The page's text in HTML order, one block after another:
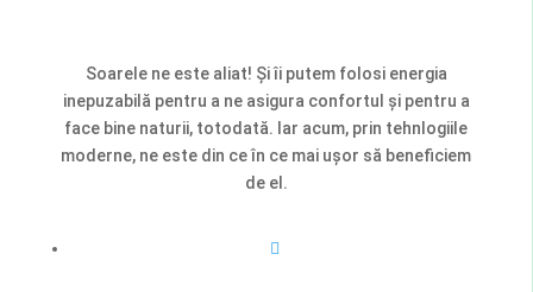
Soarele ne este aliat! Și îi putem folosi energia
inepuzabilă pentru a ne asigura confortul și pentru a
face bine naturii, totodată. Iar acum, prin tehnlogiile
moderne, ne este din ce în ce mai ușor să beneficiem
de el.